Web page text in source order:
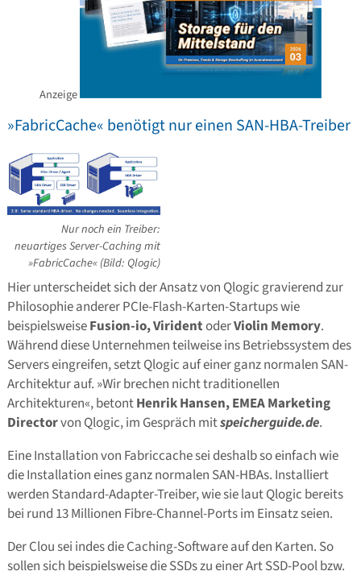
Anzeige
»FabricCache« benötigt nur einen SAN-HBA-Treiber
Nur noch ein Treiber:
neuartiges Server-Caching mit
»FabricCache« (Bild: Qlogic)
Hier unterscheidet sich der Ansatz von Qlogic gravierend zur
Philosophie anderer PCIe-Flash-Karten-Startups wie
beispielsweiseFusion-io, ViridentoderViolin Memory.
Während diese Unternehmen teilweise ins Betriebssystem des
Servers eingreifen, setzt Qlogic auf einer ganz normalen SAN-
Architektur auf. »Wir brechen nicht traditionellen
Architekturen«, betontHenrik Hansen, EMEA Marketing
Directorvon Qlogic, im Gespräch mitspeicherguide.de.
Eine Installation von Fabriccache sei deshalb so einfach wie
die Installation eines ganz normalen SAN-HBAs. Installiert
werden Standard-Adapter-Treiber, wie sie laut Qlogic bereits
bei rund 13 Millionen Fibre-Channel-Ports im Einsatz seien.
Der Clou sei indes die Caching-Software auf den Karten. So
sollen sich beispielsweise die SSDs zu einer Art SSD-Pool bzw.